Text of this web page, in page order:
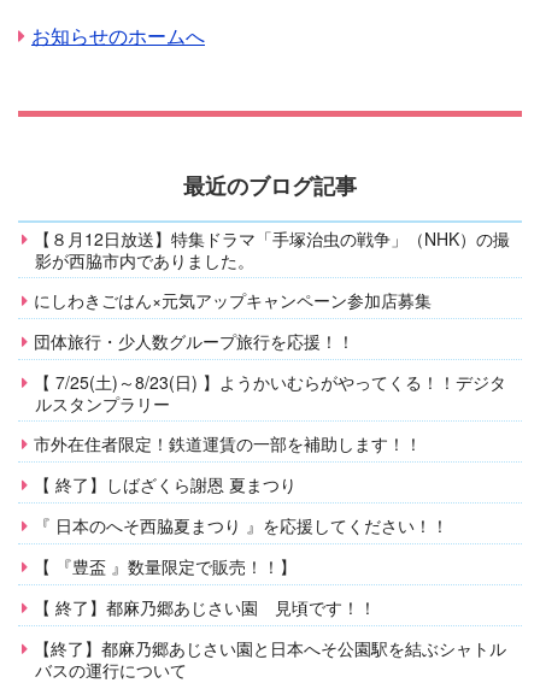
お知らせのホームへ
最近のブログ記事
【８月12日放送】特集ドラマ「手塚治虫の戦争」（NHK）の撮
影が西脇市内でありました。
にしわきごはん×元気アップキャンペーン参加店募集
団体旅行・少人数グループ旅行を応援！！
【 7/25(土)～8/23(日) 】ようかいむらがやってくる！！デジタ
ルスタンプラリー
市外在住者限定！鉄道運賃の一部を補助します！！
【 終了】しばざくら謝恩 夏まつり
『 日本のへそ西脇夏まつり 』を応援してください！！
【 『豊盃 』数量限定で販売！！】
【 終了】都麻乃郷あじさい園 見頃です！！
【終了】都麻乃郷あじさい園と日本へそ公園駅を結ぶシャトル
バスの運行について